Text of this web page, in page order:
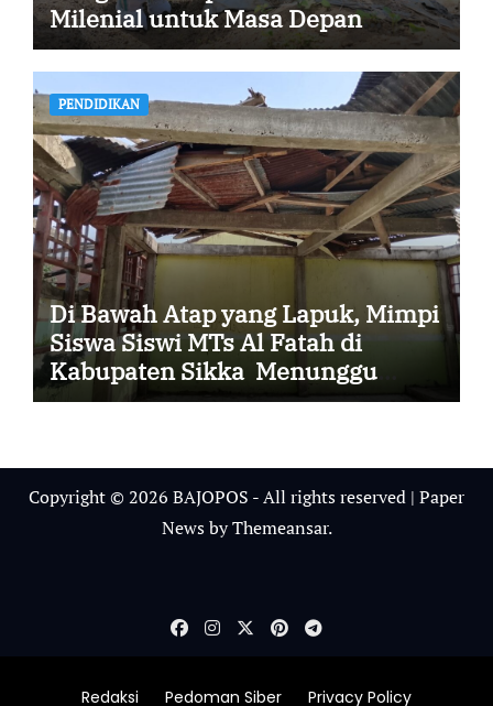
Milenial untuk Masa Depan
Ketahanan Pangan Sikka
PENDIDIKAN
Di Bawah Atap yang Lapuk, Mimpi
Siswa Siswi MTs Al Fatah di
Kabupaten Sikka Menunggu
Uluran Tangan
Copyright © 2026 BAJOPOS - All rights reserved | Paper
NewsbyThemeansar.
Redaksi Pedoman Siber Privacy Policy